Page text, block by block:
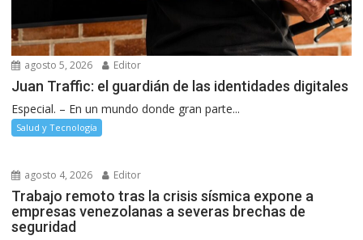
agosto 5, 2026 Editor
Juan Traffic: el guardián de las identidades digitales
Especial. – En un mundo donde gran parte...
Salud y Tecnología
agosto 4, 2026 Editor
Trabajo remoto tras la crisis sísmica expone a
empresas venezolanas a severas brechas de
seguridad